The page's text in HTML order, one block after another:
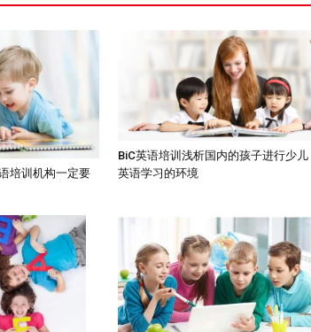
培训机构一定要
BiC英语培训浅析国内的孩子进行少儿
英语学习的环境